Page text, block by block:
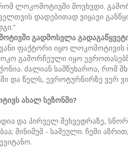
ლოკომოტივში მოვხვდი.
დადებითად ვიყავი
გადმოსვლა
ფაქტორი იყო ლოკომოტივის
გამორჩეული იყო
ძალიან სამწუხაროა, რომ
და წელს, ევროტურნირზე ვერ
ახალ სეზონში?
და პირველ შეხვედრაზე,
მინიმუმ - სამეული. ჩემი